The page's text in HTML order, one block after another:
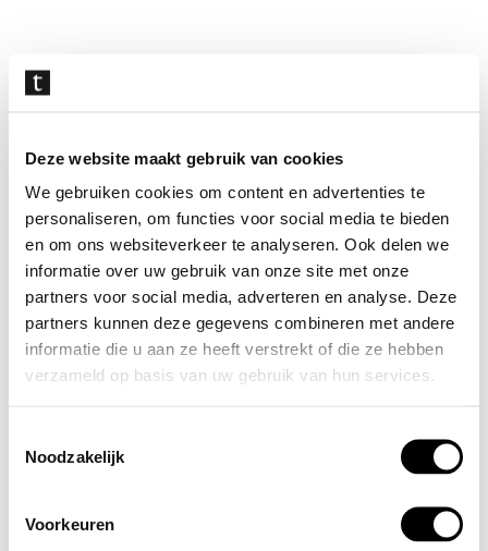
Deze website maakt gebruik van cookies
We gebruiken cookies om content en advertenties te
personaliseren, om functies voor social media te bieden
en om ons websiteverkeer te analyseren. Ook delen we
informatie over uw gebruik van onze site met onze
partners voor social media, adverteren en analyse. Deze
partners kunnen deze gegevens combineren met andere
informatie die u aan ze heeft verstrekt of die ze hebben
verzameld op basis van uw gebruik van hun services.
Noodzakelijk
Voorkeuren
overslaan